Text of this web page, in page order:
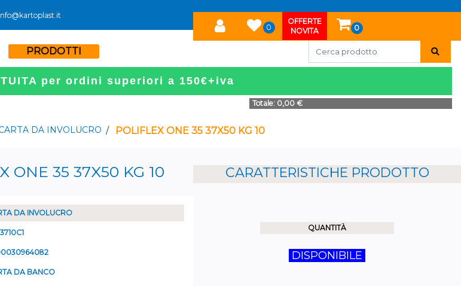
0
OFFERTE
NOVITA
0
PRODOTTI
per ordini superiori a 150€+iva
Totale: 0,00 €
DA INVOLUCRO POLIFLEX ONE 35 37X50 KG 10
ONE 35 37X50 KG 10
DA INVOLUCRO
DA BANCO
CARATTERISTICHE PRODOTTO
QUANTITÀ
DISPONIBILE